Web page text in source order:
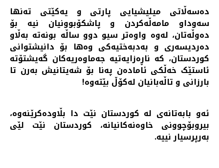
دەسەڵاتی میلیشیایی پارتی و یەکێتی تەنها
سەوداو مامەڵەکردن و پاشکۆبوونیان نیە بۆ
دەوڵەتان، لەوە واوەتر سیو دوو ساڵە بونەتە بەڵاو
دەردیسەری و بەدبەختیەکی وەها بۆ دانیشتوانی
کوردستان، کە ناڕەزایەتیە جەماوەریەکان گەیشتۆتە
ئاستێک خەڵکی ئامادەن پەنا بۆ شەیتانیش بەرن تا
بارزانی و تاڵەبانیان لەکۆڵ بێتەوە!
ئه‌و بابه‌تانه‌ی له‌ کوردستان نێت دا بڵاوده‌کرێنه‌وه‌،
بیروبۆچوونی خاوه‌نه‌کانیانه‌، کوردستان نێت لێی
به‌رپرسیار نییه‌.